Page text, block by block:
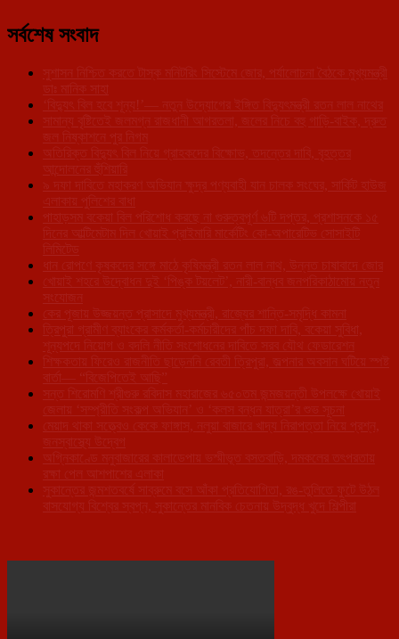
সর্বশেষ সংবাদ
সুশাসন নিশ্চিত করতে টাস্ক মনিটরিং সিস্টেমে জোর, পর্যালোচনা বৈঠকে মুখ্যমন্ত্রী
ডাঃ মানিক সাহা
‘বিদ্যুৎ বিল হবে শূন্য!’— নতুন উদ্যোগের ইঙ্গিত বিদ্যুৎমন্ত্রী রতন লাল নাথের
সামান্য বৃষ্টিতেই জলমগ্ন রাজধানী আগরতলা, জলের নিচে বহু গাড়ি-বাইক, দ্রুত
জল নিষ্কাশনে পুর নিগম
অতিরিক্ত বিদ্যুৎ বিল নিয়ে গ্রাহকদের বিক্ষোভ, তদন্তের দাবি, বৃহত্তর
আন্দোলনের হুঁশিয়ারি
৯ দফা দাবিতে মহাকরণ অভিযান ক্ষুদ্র পণ্যবাহী যান চালক সংঘের, সার্কিট হাউজ
এলাকায় পুলিশের বাধা
পাহাড়সম বকেয়া বিল পরিশোধ করছে না গুরুত্বপূর্ণ ৬টি দপ্তর, প্রশাসনকে ১৫
দিনের আল্টিমেটাম দিল খোয়াই প্রাইমারি মার্কেটিং কো-অপারেটিভ সোসাইটি
লিমিটেড
ধান রোপণে কৃষকদের সঙ্গে মাঠে কৃষিমন্ত্রী রতন লাল নাথ, উন্নত চাষাবাদে জোর
খোয়াই শহরে উদ্বোধন দুই ‘পিঙ্ক টয়লেট’, নারী-বান্ধব জনপরিকাঠামোয় নতুন
সংযোজন
কের পূজায় উজ্জয়ন্ত প্রাসাদে মুখ্যমন্ত্রী, রাজ্যের শান্তি-সমৃদ্ধি কামনা
ত্রিপুরা গ্রামীণ ব্যাংকের কর্মকর্তা-কর্মচারীদের পাঁচ দফা দাবি, বকেয়া সুবিধা,
শূন্যপদে নিয়োগ ও বদলি নীতি সংশোধনের দাবিতে সরব যৌথ ফেডারেশন
শিক্ষকতায় ফিরেও রাজনীতি ছাড়েননি রেবতী ত্রিপুরা, জল্পনার অবসান ঘটিয়ে স্পষ্ট
বার্তা— “বিজেপিতেই আছি”
সন্ত শিরোমণি শ্রীগুরু রবিদাস মহারাজের ৬৫০তম জন্মজয়ন্তী উপলক্ষে খোয়াই
জেলায় ‘সম্প্রীতি সংকল্প অভিযান’ ও ‘কলস বন্ধন যাত্রা’র শুভ সূচনা
মেয়াদ থাকা সত্ত্বেও কেকে ফাঙ্গাস, নলুয়া বাজারে খাদ্য নিরাপত্তা নিয়ে প্রশ্ন,
জনস্বাস্থ্যে উদ্বেগ
অগ্নিকাণ্ডে মনুবাজারের কালাডেপায় ভস্মীভূত বসতবাড়ি, দমকলের তৎপরতায়
রক্ষা পেল আশপাশের এলাকা
সুকান্তের জন্মশতবর্ষে সাব্রুমে বসে আঁকা প্রতিযোগিতা, রঙ-তুলিতে ফুটে উঠল
বাসযোগ্য বিশ্বের স্বপ্ন, সুকান্তের মানবিক চেতনায় উদ্বুদ্ধ খুদে শিল্পীরা